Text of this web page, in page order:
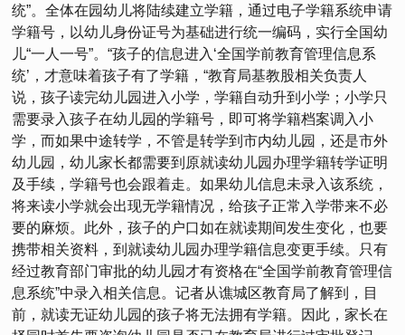
统”。全体在园幼儿将陆续建立学籍，通过电子学籍系统申请
学籍号，以幼儿身份证号为基础进行统一编码，实行全国幼
儿“一人一号”。“孩子的信息进入‘全国学前教育管理信息系
统’，才意味着孩子有了学籍，“教育局基教股相关负责人
说，孩子读完幼儿园进入小学，学籍自动升到小学；小学只
需要录入孩子在幼儿园的学籍号，即可将学籍档案调入小
学，而如果中途转学，不管是转学到市内幼儿园，还是市外
幼儿园，幼儿家长都需要到原就读幼儿园办理学籍转学证明
及手续，学籍号也会跟着走。如果幼儿信息未录入该系统，
将来读小学就会出现无学籍情况，给孩子正常入学带来不必
要的麻烦。此外，孩子的户口如在就读期间发生变化，也要
携带相关资料，到就读幼儿园办理学籍信息变更手续。只有
经过教育部门审批的幼儿园才有资格在“全国学前教育管理信
息系统”中录入相关信息。记者从谯城区教育局了解到，目
前，就读无证幼儿园的孩子将无法拥有学籍。因此，家长在